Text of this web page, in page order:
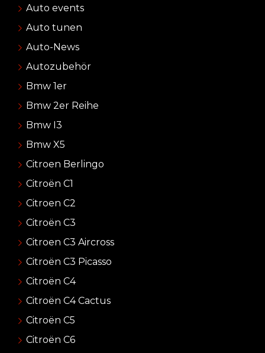
Auto events
Auto tunen
Auto-News
Autozubehör
Bmw 1er
Bmw 2er Reihe
Bmw I3
Bmw X5
Citroen Berlingo
Citroën C1
Citroen C2
Citroën C3
Citroen C3 Aircross
Citroën C3 Picasso
Citroën C4
Citroën C4 Cactus
Citroën C5
Citroën C6